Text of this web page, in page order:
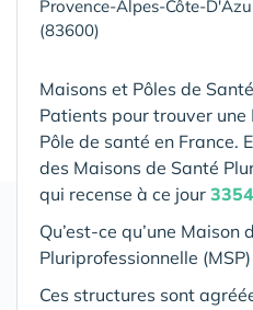
Provence-Alpes-Côte-
(83600)
Maisons et Pôles de
Patients pour trouver une
Pôle de santé en France.
des Maisons de Santé
qui recense à ce jour 3354
Qu’est-ce qu’une Maison
Pluriprofessionnelle (MSP)
Ces structures sont